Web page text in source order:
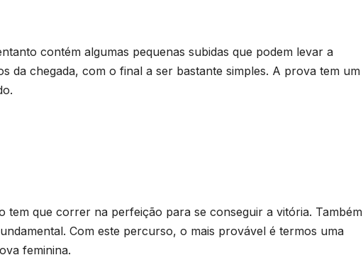
contém algumas pequenas subidas que podem levar a
da chegada, com o final a ser bastante simples. A prova tem um
tem que correr na perfeição para se conseguir a vitória. Também
Com este percurso, o mais provável é termos uma
feminina.